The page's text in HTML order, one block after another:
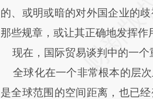
的、或明或暗的对外国企业的
那些规章，或让其正确地发挥作
现在，国际贸易谈判中的一个
全球化在一个非常根本的层
是全球范围的空间距离，也已